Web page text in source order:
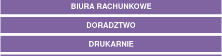
BIURA RACHUNKOWE
DORADZTWO
DRUKARNIE